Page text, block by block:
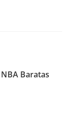
Baratas